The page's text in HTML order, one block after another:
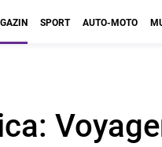
SPORT AUTO-MOTO